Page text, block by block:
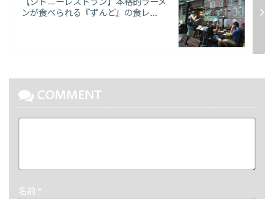
【シドニーレストラン】本格的ラーメ
ンが食べられる『ずんど』の食レ...
COMMENT
名前 *